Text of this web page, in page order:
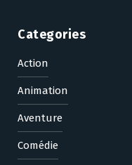
Categories
Action
Animation
Aventure
Comédie